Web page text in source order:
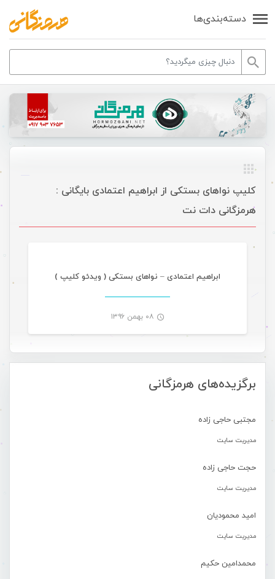
دسته‌بندی‌ها
برگزیده‌های هرمزگانی
مجتبی حاجی زاده
مدیریت سایت
حجت حاجی زاده
مدیریت سایت
امید محمودیان
مدیریت سایت
محمدامین حکیم
کلیپ نواهای بستکی از ابراهیم اعتمادی بایگانی :
هرمزگانی دات نت
ابراهیم اعتمادی – نواهای بستکی ( ویدئو کلیپ )
۰۸ بهمن ۱۳۹۶